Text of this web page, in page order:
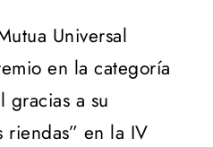
Universal
en la categoría
gracias a su
riendas” en la IV